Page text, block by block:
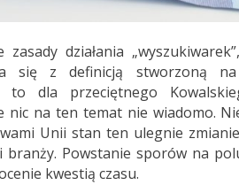
działania
się z definicją stworzoną na
to dla przeciętnego
nic na ten temat nie wiadomo.
Unii stan ten ulegnie
Powstanie sporów na
kwestią czasu.